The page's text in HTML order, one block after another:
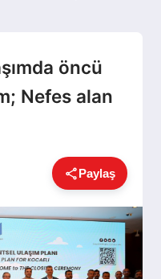
öncü
Nefes alan
Paylaş